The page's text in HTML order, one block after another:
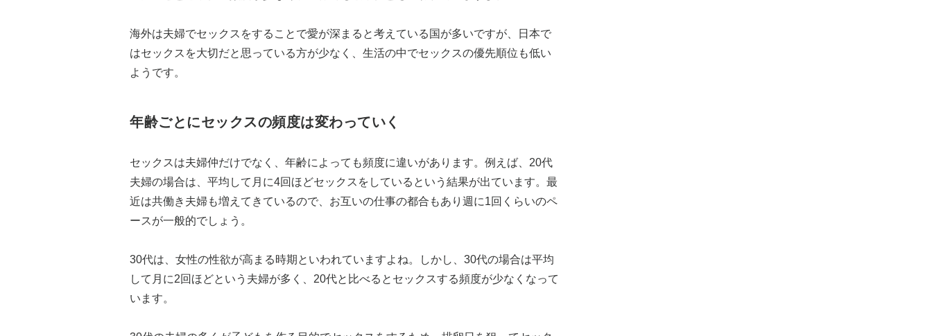
海外は夫婦でセックスをすることで愛が深まると考えている国が多いですが、日本で
はセックスを大切だと思っている方が少なく、生活の中でセックスの優先順位も低い
ようです。
年齢ごとにセックスの頻度は変わっていく
セックスは夫婦仲だけでなく、年齢によっても頻度に違いがあります。例えば、20代
夫婦の場合は、平均して月に4回ほどセックスをしているという結果が出ています。最
近は共働き夫婦も増えてきているので、お互いの仕事の都合もあり週に1回くらいのペ
ースが一般的でしょう。
30代は、女性の性欲が高まる時期といわれていますよね。しかし、30代の場合は平均
して月に2回ほどという夫婦が多く、20代と比べるとセックスする頻度が少なくなって
います。